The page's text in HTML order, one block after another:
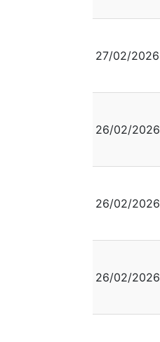
27/02/2026
26/02/2026
26/02/2026
26/02/2026